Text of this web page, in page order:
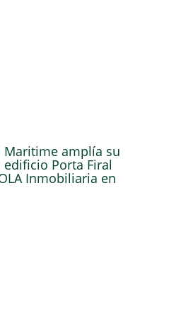
amplía su
Porta Firal
Inmobiliaria en